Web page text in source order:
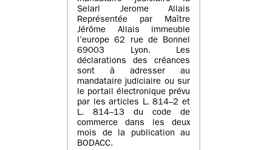
Selarl Jerome Allais
Représentée par Maître
Jérôme Allais immeuble
l’europe 62 rue de Bonnel
69003 Lyon. Les
déclarations des créances
sont à adresser au
mandataire judiciaire ou sur
le portail électronique prévu
par les articles L. 814–2 et
L. 814–13 du code de
commerce dans les deux
mois de la publication au
BODACC.